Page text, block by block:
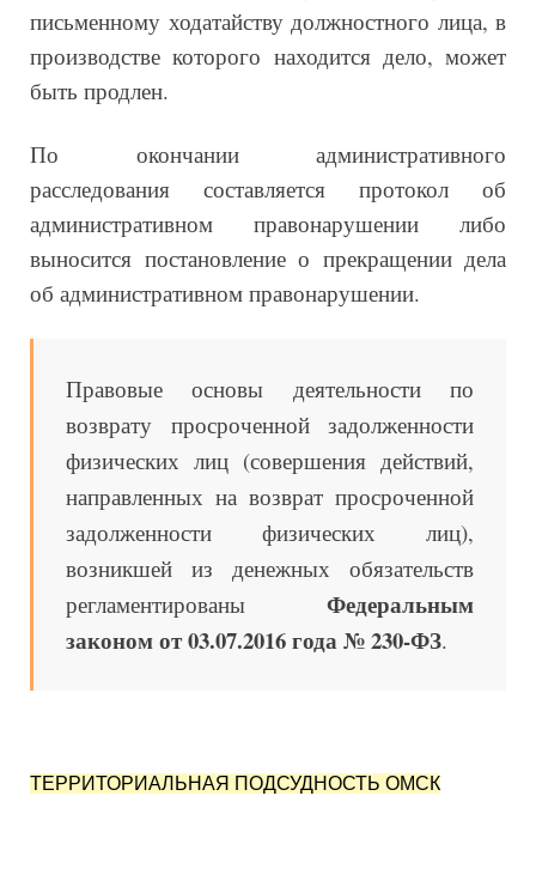
письменному ходатайству должностного лица, в
производстве которого находится дело, может
быть продлен.
По окончании административного
расследования составляется протокол об
административном правонарушении либо
выносится постановление о прекращении дела
об административном правонарушении.
Правовые основы деятельности по
возврату просроченной задолженности
физических лиц (совершения действий,
направленных на возврат просроченной
задолженности физических лиц),
возникшей из денежных обязательств
регламентированы Федеральным
законом от 03.07.2016 года № 230-ФЗ.
ТЕРРИТОРИАЛЬНАЯ ПОДСУДНОСТЬ ОМСК